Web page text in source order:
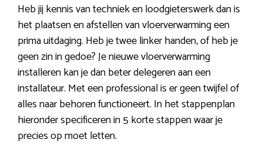
Heb jij kennis van techniek en loodgieterswerk dan is
het plaatsen en afstellen van vloerverwarming een
prima uitdaging. Heb je twee linker handen, of heb je
geen zin in gedoe? Je nieuwe vloerverwarming
installeren kan je dan beter delegeren aan een
installateur. Met een professional is er geen twijfel of
alles naar behoren functioneert. In het stappenplan
hieronder specificeren in 5 korte stappen waar je
precies op moet letten.